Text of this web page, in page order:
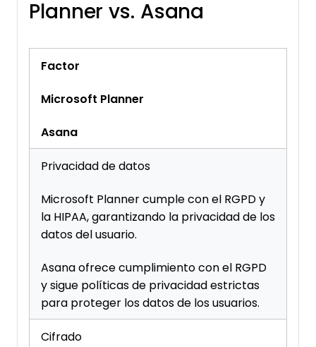
Planner vs. Asana
Factor
Microsoft Planner
Asana
Privacidad de datos
Microsoft Planner cumple con el RGPD y
la HIPAA, garantizando la privacidad de los
datos del usuario.
Asana ofrece cumplimiento con el RGPD
y sigue políticas de privacidad estrictas
para proteger los datos de los usuarios.
Cifrado